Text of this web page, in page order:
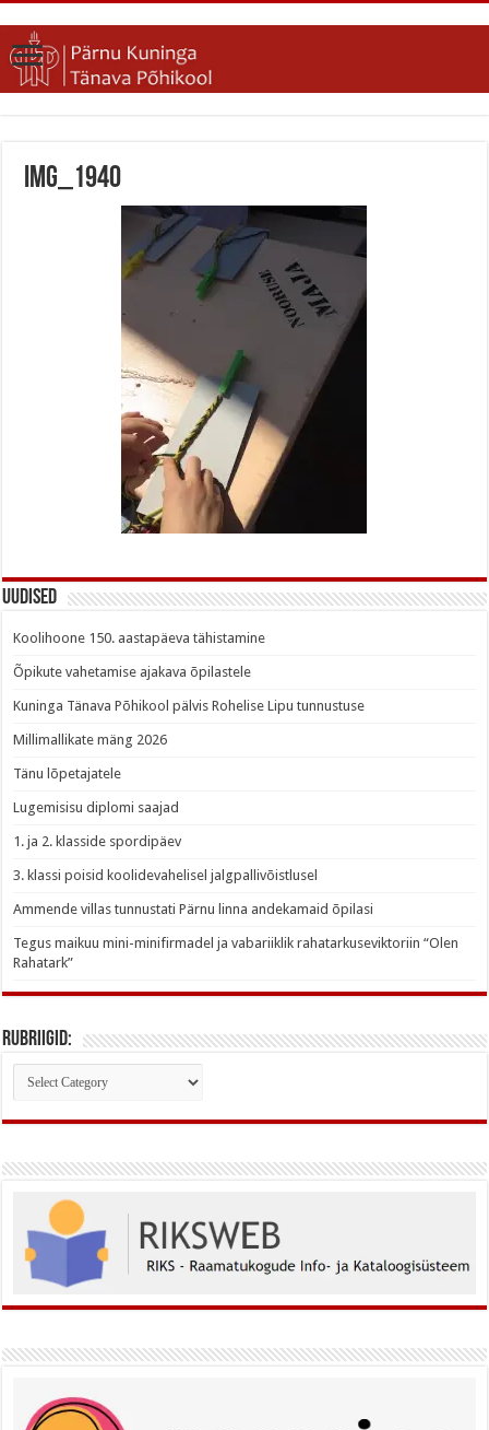
IMG_1940
Uudised
Koolihoone 150. aastapäeva tähistamine
Õpikute vahetamise ajakava õpilastele
Kuninga Tänava Põhikool pälvis Rohelise Lipu tunnustuse
Millimallikate mäng 2026
Tänu lõpetajatele
Lugemisisu diplomi saajad
1. ja 2. klasside spordipäev
3. klassi poisid koolidevahelisel jalgpallivõistlusel
Ammende villas tunnustati Pärnu linna andekamaid õpilasi
Tegus maikuu mini-minifirmadel ja vabariiklik rahatarkuseviktoriin “Olen
Rahatark”
Rubriigid:
Rubriigid: